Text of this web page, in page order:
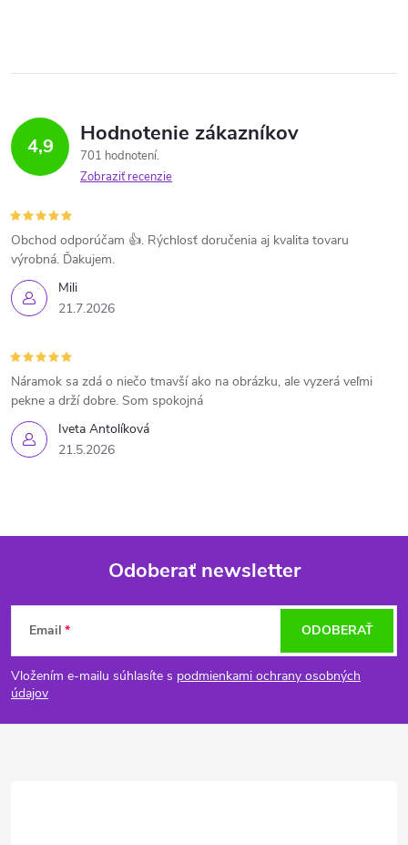
4,9 Hodnotenie zákazníkov
701 hodnotení
Zobraziť recenzie
Mili
21.7.2026
Obchod odporúčam 👍. Rýchlosť doručenia aj kvalita tovaru
výrobná. Ďakujem.
Iveta Antolíková
21.5.2026
Náramok sa zdá o niečo tmavší ako na obrázku, ale vyzerá veľmi
pekne a drží dobre. Som spokojná
Z
á
p
Odoberať newsletter
Email
Vložením e-mailu súhlasíte s podmienkami ochrany osobných
údajov
ODOBERAŤ